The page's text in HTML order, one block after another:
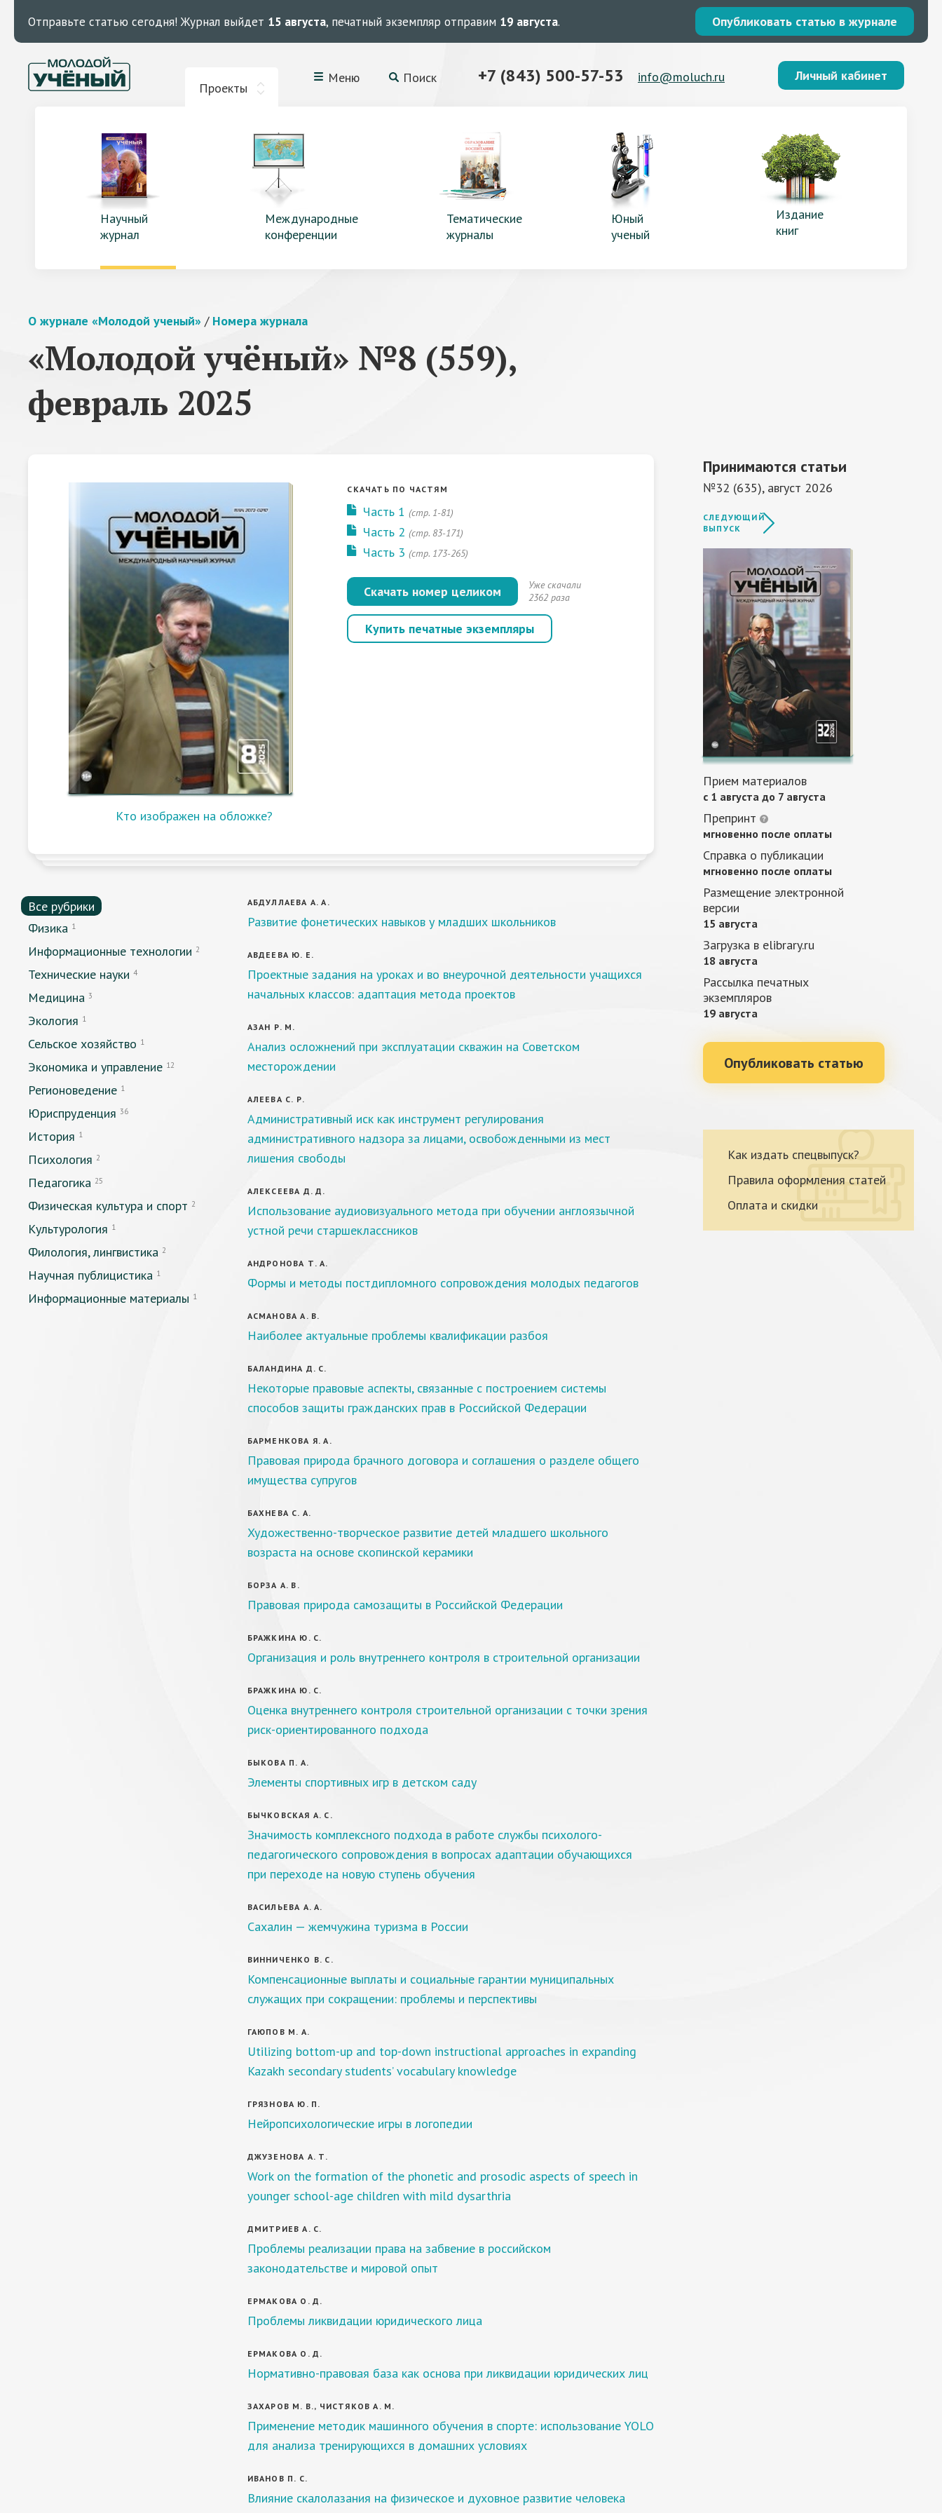
Отправьте статью сегодня! Журнал выйдет 15 августа, печатный экземпляр отправим 19 августа. Опубликовать статью в журнале
Проекты
Меню Поиск +7 (843) 500-57-53 info@moluch.ru Личный кабинет
Научный
журнал
Международные
конференции
Тематические
журналы
Юный
ученый
Издание
книг
О журнале «Молодой ученый» / Номера журнала
«Молодой учёный» №8 (559),
февраль 2025
Кто изображен на обложке?
СКАЧАТЬ ПО ЧАСТЯМ
Часть 1 (стр. 1-81)
Часть 2 (стр. 83-171)
Часть 3 (стр. 173-265)
Скачать номер целиком
Уже скачали
2362 раза
Купить печатные экземпляры
Все рубрики
Физика 1
Информационные технологии 2
Технические науки 4
Медицина 3
Экология 1
Сельское хозяйство 1
Экономика и управление 12
Регионоведение 1
Юриспруденция 36
История 1
Психология 2
Педагогика 25
Физическая культура и спорт 2
Культурология 1
Филология, лингвистика 2
Научная публицистика 1
Информационные материалы 1
АБДУЛЛАЕВА А. А.
Развитие фонетических навыков у младших школьников
АВДЕЕВА Ю. Е.
Проектные задания на уроках и во внеурочной деятельности учащихся
начальных классов: адаптация метода проектов
АЗАН Р. М.
Анализ осложнений при эксплуатации скважин на Советском
месторождении
АЛЕЕВА С. Р.
Административный иск как инструмент регулирования
административного надзора за лицами, освобожденными из мест
лишения свободы
АЛЕКСЕЕВА Д. Д.
Использование аудиовизуального метода при обучении англоязычной
устной речи старшеклассников
АНДРОНОВА Т. А.
Формы и методы постдипломного сопровождения молодых педагогов
АСМАНОВА А. В.
Наиболее актуальные проблемы квалификации разбоя
БАЛАНДИНА Д. С.
Некоторые правовые аспекты, связанные с построением системы
способов защиты гражданских прав в Российской Федерации
БАРМЕНКОВА Я. А.
Правовая природа брачного договора и соглашения о разделе общего
имущества супругов
БАХНЕВА С. А.
Художественно-творческое развитие детей младшего школьного
возраста на основе скопинской керамики
БОРЗА А. В.
Правовая природа самозащиты в Российской Федерации
БРАЖКИНА Ю. С.
Организация и роль внутреннего контроля в строительной организации
БРАЖКИНА Ю. С.
Оценка внутреннего контроля строительной организации с точки зрения
риск-ориентированного подхода
БЫКОВА П. А.
Элементы спортивных игр в детском саду
БЫЧКОВСКАЯ А. С.
Значимость комплексного подхода в работе службы психолого-
педагогического сопровождения в вопросах адаптации обучающихся
при переходе на новую ступень обучения
ВАСИЛЬЕВА А. А.
Сахалин — жемчужина туризма в России
ВИННИЧЕНКО В. С.
Компенсационные выплаты и социальные гарантии муниципальных
служащих при сокращении: проблемы и перспективы
ГАЮПОВ М. А.
Utilizing bottom-up and top-down instructional approaches in expanding
Kazakh secondary students’ vocabulary knowledge
ГРЯЗНОВА Ю. П.
Нейропсихологические игры в логопедии
ДЖУЗЕНОВА А. Т.
Work on the formation of the phonetic and prosodic aspects of speech in
younger school-age children with mild dysarthria
ДМИТРИЕВ А. С.
Проблемы реализации права на забвение в российском
законодательстве и мировой опыт
ЕРМАКОВА О. Д.
Проблемы ликвидации юридического лица
ЕРМАКОВА О. Д.
Нормативно-правовая база как основа при ликвидации юридических лиц
ЗАХАРОВ М. В., ЧИСТЯКОВ А. М.
Применение методик машинного обучения в спорте: использование YOLO
для анализа тренирующихся в домашних условиях
ИВАНОВ П. С.
Влияние скалолазания на физическое и духовное развитие человека
Принимаются статьи
№32 (635), август 2026
СЛЕДУЮЩИЙ
ВЫПУСК
Прием материалов
c 1 августа до 7 августа
Препринт
мгновенно после оплаты
Справка о публикации
мгновенно после оплаты
Размещение электронной
версии
15 августа
Загрузка в elibrary.ru
18 августа
Рассылка печатных
экземпляров
19 августа
Опубликовать статью
Как издать спецвыпуск?
Правила оформления статей
Оплата и скидки